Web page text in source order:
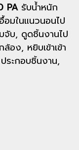
PAรับน้ำหนัก
อมในแนวนอนไป
จับ, ดูดชิ้นงานไป
ง, หยิบเข้าเข้า
ระกอบชิ้นงาน,